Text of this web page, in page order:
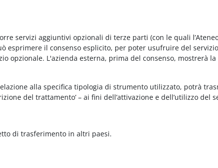
servizi aggiuntivi opzionali di terze parti (con le quali
esprimere il consenso esplicito, per poter usufruire del
opzionale. L'azienda esterna, prima del consenso, mostrerà
alla specifica tipologia di strumento utilizzato, potrà
del trattamento’ – ai fini dell’attivazione e dell’utilizzo
di trasferimento in altri paesi.